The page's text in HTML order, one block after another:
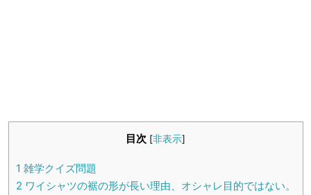
目次 [非表示]
1 雑学クイズ問題
2 ワイシャツの裾の形が長い理由、オシャレ目的ではない。